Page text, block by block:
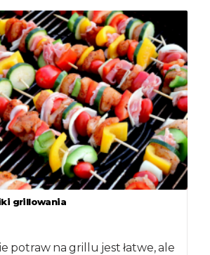
grillowania
potraw na grillu jest łatwe, ale